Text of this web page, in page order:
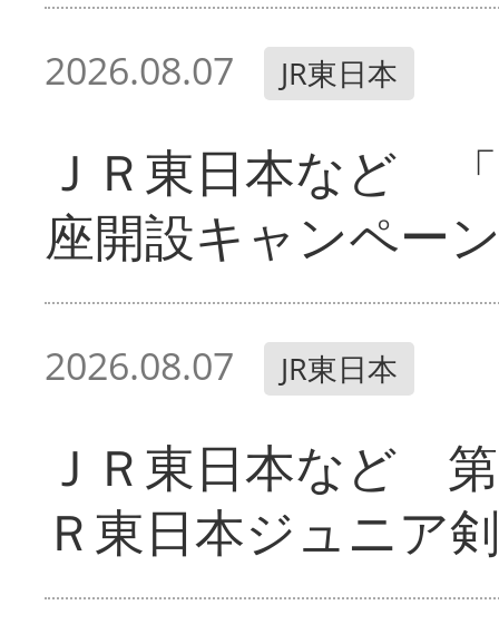
2026.08.07 JR東日本
ＪＲ東日本など
座開設キャンペー
2026.08.07 JR東日本
ＪＲ東日本など
Ｒ東日本ジュニア